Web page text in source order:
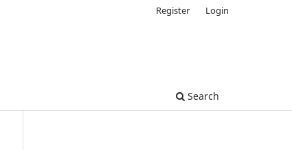
Search
Register Login